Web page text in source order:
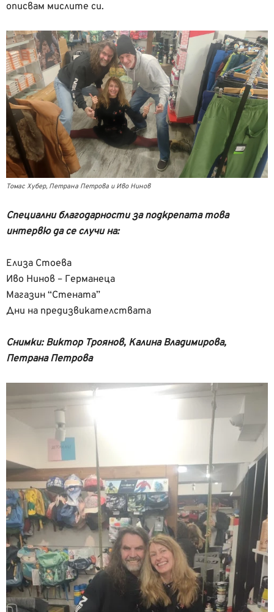
описвам мислите си.
Томас Хубер, Петрана Петрова и Иво Нинов
Специални благодарности за подкрепата това
интервю да се случи на:
Елиза Стоева
Иво Нинов – Германеца
Магазин “Стената”
Дни на предизвикателствата
Снимки: Виктор Троянов, Калина Владимирова,
Петрана Петрова